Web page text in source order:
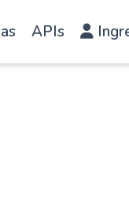
APIs